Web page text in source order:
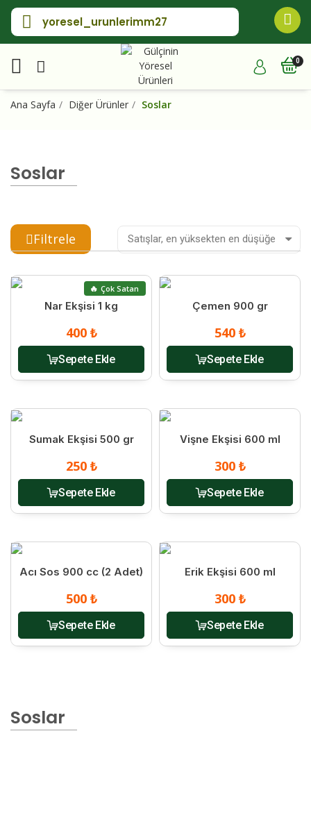
yoresel_urunlerimm27
Ana Sayfa Diğer Ürünler Soslar
Soslar
Filtrele
🔥 Çok Satan
Nar Ekşisi 1 kg
400 ₺
Sepete Ekle
Çemen 900 gr
540 ₺
Sepete Ekle
Sumak Ekşisi 500 gr
250 ₺
Sepete Ekle
Vişne Ekşisi 600 ml
300 ₺
Sepete Ekle
Acı Sos 900 cc (2 Adet)
500 ₺
Sepete Ekle
Erik Ekşisi 600 ml
300 ₺
Sepete Ekle
Soslar